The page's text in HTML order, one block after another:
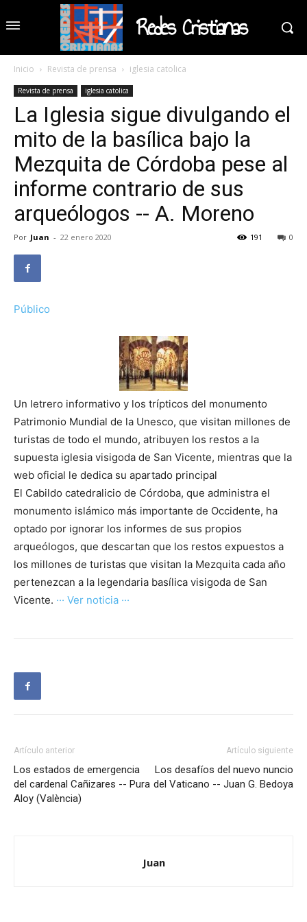
Redes Cristianas
Inicio Revista de prensa iglesia catolica
Revista de prensa iglesia catolica
La Iglesia sigue divulgando el
mito de la basílica bajo la
Mezquita de Córdoba pese al
informe contrario de sus
arqueólogos -- A. Moreno
Por Juan - 22 enero 2020 0
191
Público
Un letrero informativo y los trípticos del monumento
Patrimonio Mundial de la Unesco, que visitan millones de
turistas de todo el mundo, atribuyen los restos a la
supuesta iglesia visigoda de San Vicente, mientras que la
web oficial le dedica su apartado principal
El Cabildo catedralicio de Córdoba, que administra el
monumento islámico más importante de Occidente, ha
optado por ignorar los informes de sus propios
arqueólogos, que descartan que los restos expuestos a
los millones de turistas que visitan la Mezquita cada año
pertenezcan a la legendaria basílica visigoda de San
Vicente. ··· Ver noticia ···
Artículo anterior
Los estados de emergencia
del cardenal Cañizares -- Pura
Aloy (València)
Artículo siguiente
Los desafíos del nuevo nuncio
del Vaticano -- Juan G. Bedoya
Juan